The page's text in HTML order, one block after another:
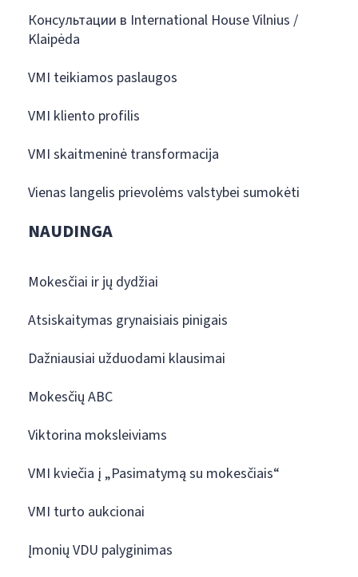
Консультации в International House Vilnius /
Klaipėda
VMI teikiamos paslaugos
VMI kliento profilis
VMI skaitmeninė transformacija
Vienas langelis prievolėms valstybei sumokėti
NAUDINGA
Mokesčiai ir jų dydžiai
Atsiskaitymas grynaisiais pinigais
Dažniausiai užduodami klausimai
Mokesčių ABC
Viktorina moksleiviams
VMI kviečia į „Pasimatymą su mokesčiais“
VMI turto aukcionai
Įmonių VDU palyginimas